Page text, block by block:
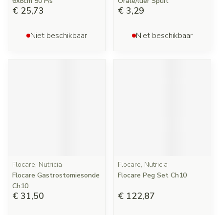
€ 25,73
Niet beschikbaar
€ 3,29
Niet beschikbaar
Flocare, Nutricia
Flocare Gastrostomiesonde
Ch10
€ 31,50
Flocare, Nutricia
Flocare Peg Set Ch10
€ 122,87